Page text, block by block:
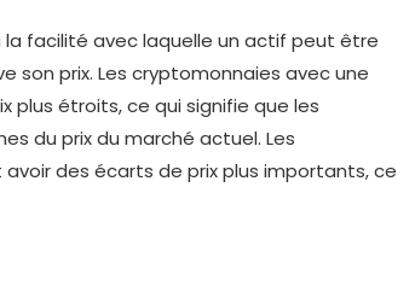
la facilité avec laquelle un actif peut être
prix. Les cryptomonnaies avec une
plus étroits, ce qui signifie que les
du prix du marché actuel. Les
des écarts de prix plus importants, ce